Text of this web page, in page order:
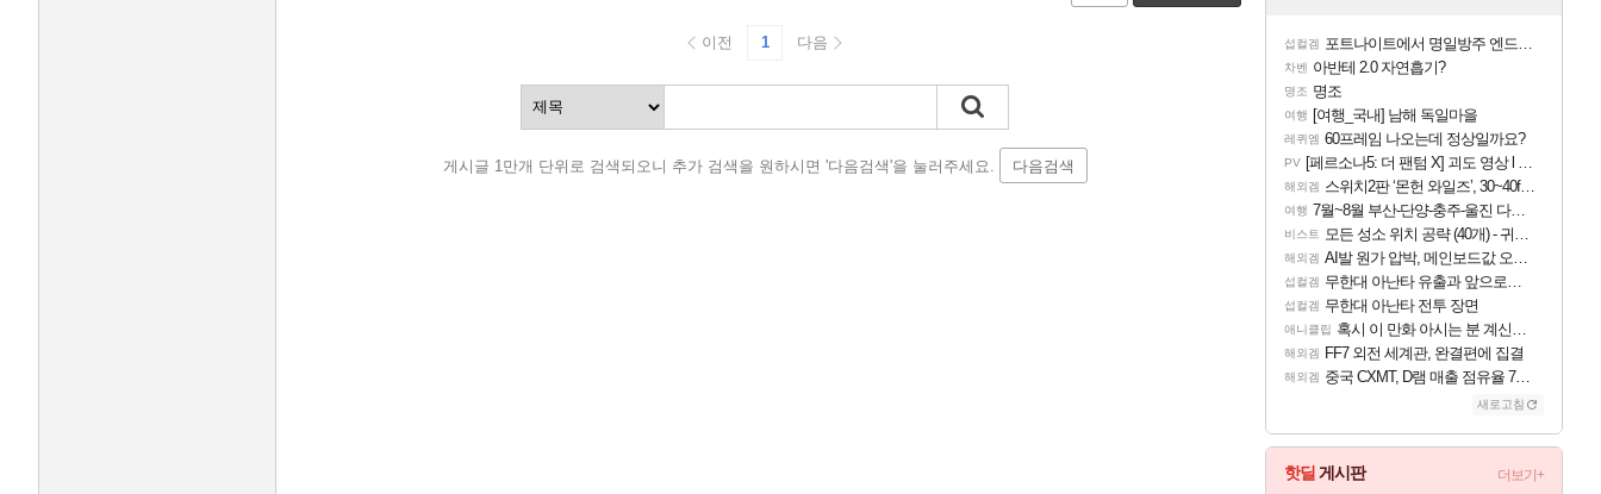
이전 1 다음
게시글 1만개 단위로 검색되오니 추가 검색을 원하시면 '다음검색'을 눌러주세요. 다음검색
섭컬겜 포트나이트에서 명일방주 엔드필드 [펠리카] 판매 예정
차벤 아반테 2.0 자연흡기?
명조 명조
여행 [여행_국내] 남해 독일마을
레퀴엠 60프레임 나오는데 정상일까요?
PV [페르소나5: 더 팬텀 X] 괴도 영상 l 타카마키 안·댄싱 스타
해외겜 스위치2판 ‘몬헌 와일즈’, 30~40fps 목표 추정
여행 7월~8월 부산-단양-충주-울진 다녀왔어요~
비스트 모든 성소 위치 공략 (40개) - 귀환한 영혼 도전과제
해외겜 AI발 원가 압박, 메인보드값 오르나
섭컬겜 무한대 아난타 유출과 앞으로의 예상 (루머)
섭컬겜 무한대 아난타 전투 장면
애니클립 혹시 이 만화 아시는 분 계신가요
해외겜 FF7 외전 세계관, 완결편에 집결
해외겜 중국 CXMT, D램 매출 점유율 7%…글로벌 4위로 부상
새로고침
핫딜 게시판 더보기+